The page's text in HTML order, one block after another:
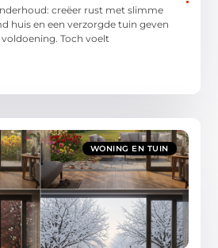
creëer rust met slimme
huis en een verzorgde tuin geven
Toch voelt
WONING EN TUIN